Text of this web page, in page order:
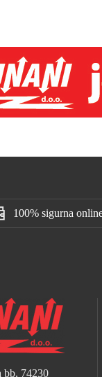
100% sigurna
bb, 74230